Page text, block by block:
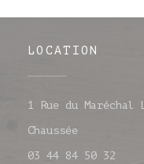
LOCATION
1 Rue du Maréchal
Chaussée((opens in
03 44 84 50 32